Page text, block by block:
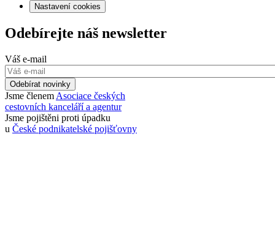
Nastavení cookies
Odebírejte náš newsletter
Váš e-mail
Odebírat novinky
Jsme členem Asociace českých
cestovních kanceláří a agentur
Jsme pojištěni proti úpadku
u České podnikatelské pojišťovny